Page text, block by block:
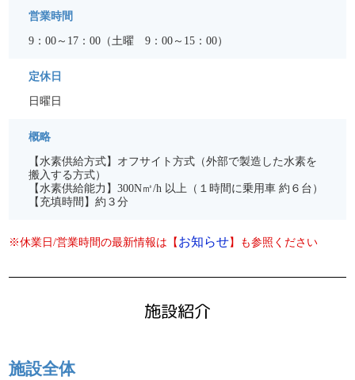
営業時間
9：00～17：00（土曜 9：00～15：00）
定休日
日曜日
概略
【水素供給方式】オフサイト方式（外部で製造した水素を
搬入する方式）
【水素供給能力】300N㎥/h 以上（１時間に乗用車 約６台）
【充填時間】約３分
※休業日/営業時間の最新情報は【 お知らせ】も参照ください
施設紹介
施設全体